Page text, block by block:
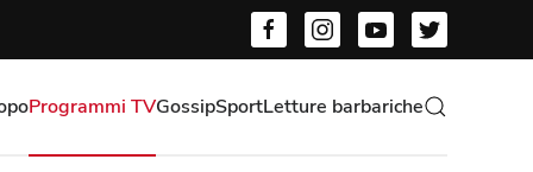
Programmi TVGossipSportLetture barbariche